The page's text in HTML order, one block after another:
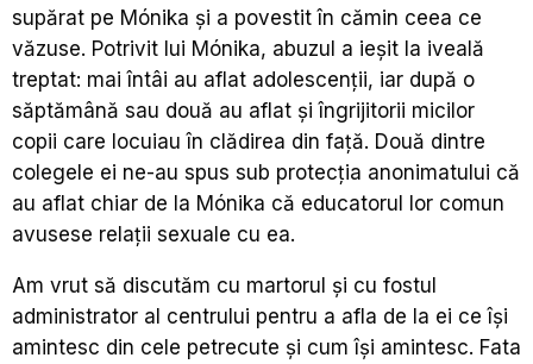
supărat pe Mónika și a povestit în cămin ceea ce
văzuse. Potrivit lui Mónika, abuzul a ieșit la iveală
treptat: mai întâi au aflat adolescenții, iar după o
săptămână sau două au aflat și îngrijitorii micilor
copii care locuiau în clădirea din față. Două dintre
colegele ei ne-au spus sub protecția anonimatului că
au aflat chiar de la Mónika că educatorul lor comun
avusese relații sexuale cu ea.
Am vrut să discutăm cu martorul și cu fostul
administrator al centrului pentru a afla de la ei ce își
amintesc din cele petrecute și cum își amintesc. Fata